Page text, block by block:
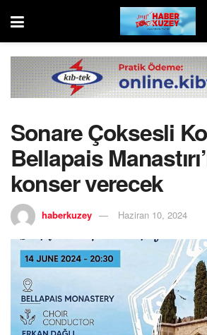
Sonare Çoksesli
Bellapais
konser verecek
haberkuzey Haziran 10, 2024